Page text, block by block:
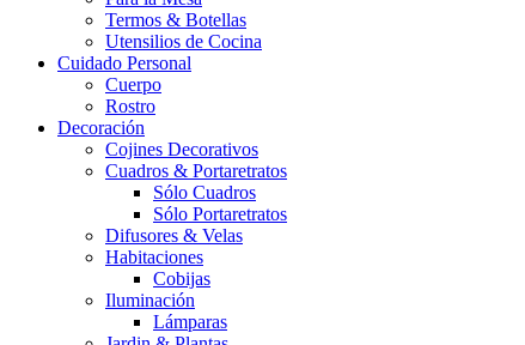
Termos & Botellas
Utensilios de Cocina
Cuidado Personal
Cuerpo
Rostro
Decoración
Cojines Decorativos
Cuadros & Portaretratos
Sólo Cuadros
Sólo Portaretratos
Difusores & Velas
Habitaciones
Cobijas
Iluminación
Lámparas